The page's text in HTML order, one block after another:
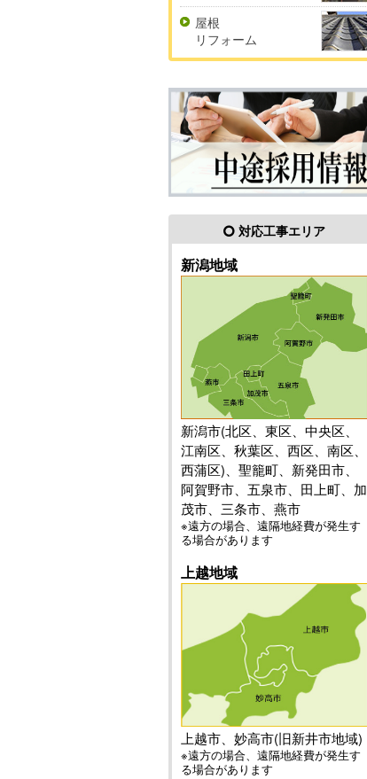
屋根
リフォーム
対応工事エリア
新潟地域
新潟市(北区、東区、中央区、
江南区、秋葉区、西区、南区、
西蒲区)、聖籠町、新発田市、
阿賀野市、五泉市、田上町、加
茂市、三条市、燕市
※遠方の場合、遠隔地経費が発生す
る場合があります
上越地域
上越市、妙高市(旧新井市地域)
※遠方の場合、遠隔地経費が発生す
る場合があります